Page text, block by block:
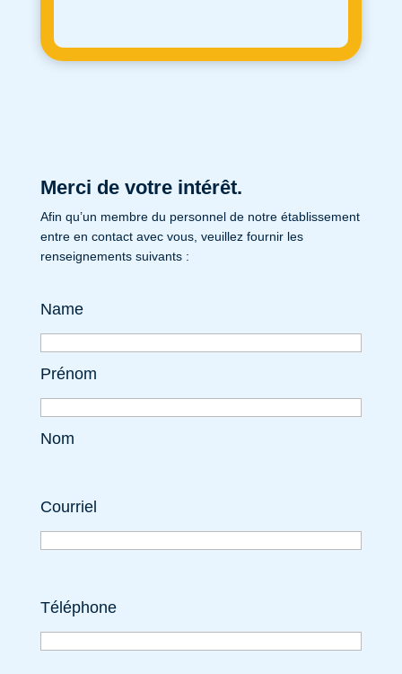
Merci de votre intérêt.
Afin qu’un membre du personnel de notre établissement
entre en contact avec vous, veuillez fournir les
renseignements suivants :
Name
Prénom
Nom
Courriel
Téléphone